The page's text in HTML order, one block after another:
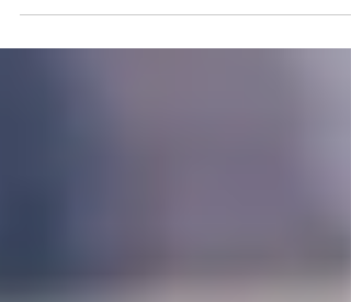
Viudos en 2025: ¡Requisitos y
Pagos Que Debes Conocer!